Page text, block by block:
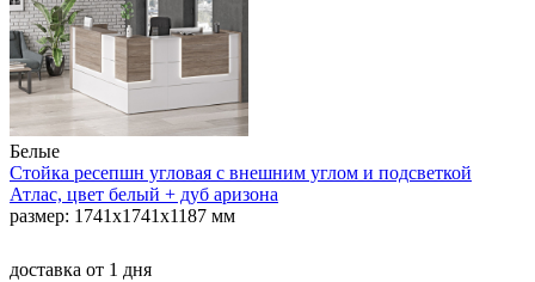
Белые
Стойка ресепшн угловая с внешним углом и подсветкой
Атлас, цвет белый + дуб аризона
размер: 1741х1741х1187 мм
доставка от 1 дня